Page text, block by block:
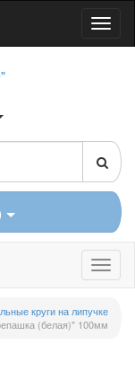
круги на липучке
(белая)" 100мм